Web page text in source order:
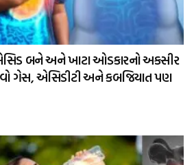
બને અને ખાટા ઓડકારનો અકસીર
ગેસ, એસિડીટી અને કબજિયાત પણ